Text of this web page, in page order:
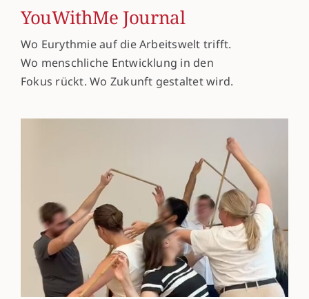
YouWithMe Journal
Wo Eurythmie auf die Arbeitswelt trifft.
Wo menschliche Entwicklung in den
Fokus rückt. Wo Zukunft gestaltet wird.